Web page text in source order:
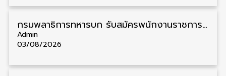
กรมพลาธิการทหารบก รับสมัครพนักงานราชการ วุฒิ ม.3/ม.6/ปวช. 66 อัตรา รับสมัคร 10 – 17 สิงหาคม
Admin
03/08/2026